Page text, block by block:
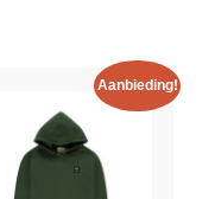
Aanbieding!